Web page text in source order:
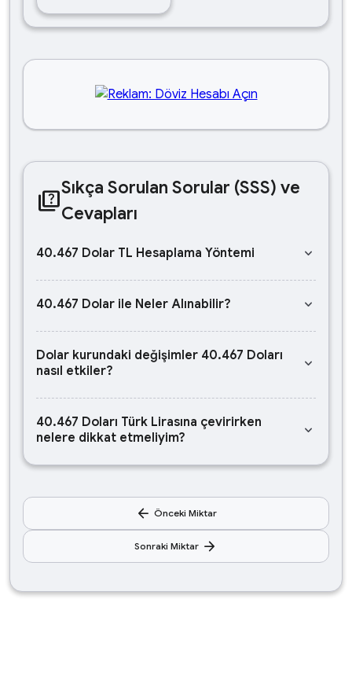
quizSıkça Sorulan Sorular (SSS) ve
Cevapları
40.467 Dolar TL Hesaplama Yöntemi keyboard_arrow_down
40.467 Dolar ile Neler Alınabilir? keyboard_arrow_down
Dolar kurundaki değişimler 40.467 Doları
nasıl etkiler?
keyboard_arrow_down
40.467 Doları Türk Lirasına çevirirken
nelere dikkat etmeliyim?
keyboard_arrow_down
arrow_back Önceki Miktar
Sonraki Miktar arrow_forward